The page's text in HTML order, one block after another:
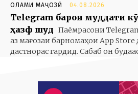
ОЛАМИ МАҶОЗӢ 04.08.2026
Telegram барои муддати
ҳазф шуд Паёмрасони
аз мағозаи барномаҳои App Store
дастнорас гардид. Сабаб он